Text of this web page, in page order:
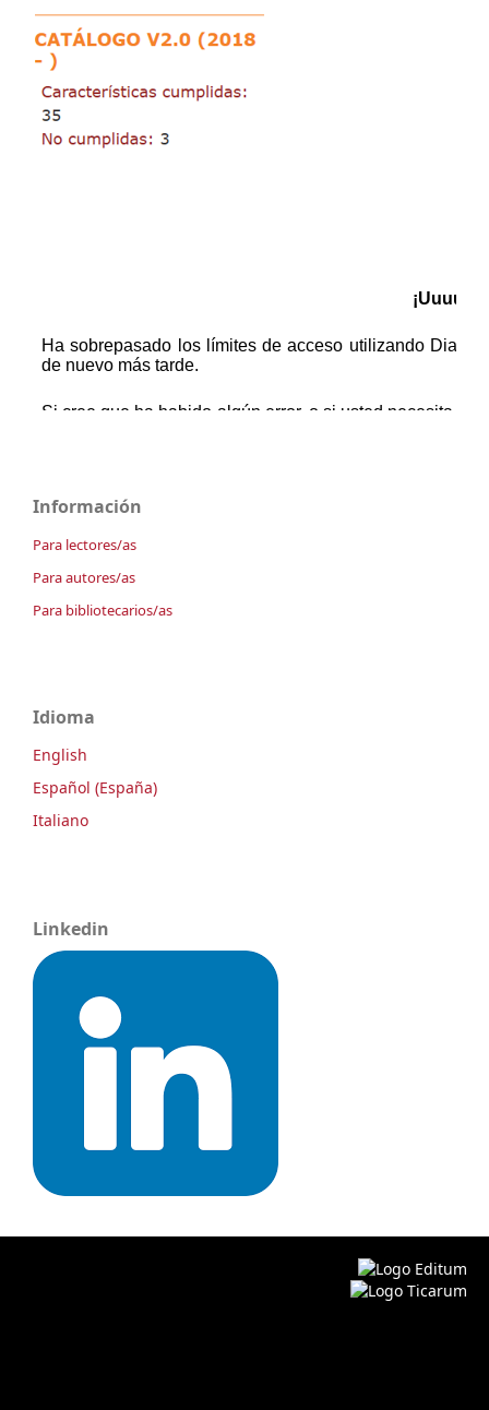
Información
Para lectores/as
Para autores/as
Para bibliotecarios/as
Idioma
English
Español (España)
Italiano
Linkedin